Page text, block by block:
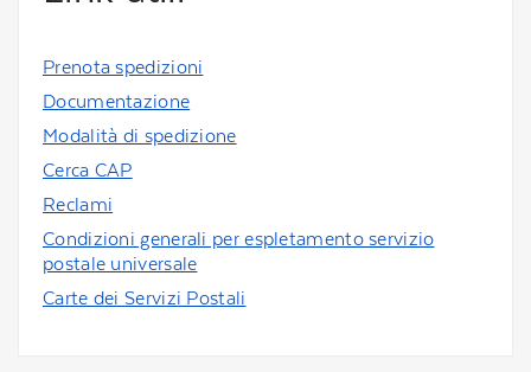
Prenota spedizioni
Documentazione
Modalità di spedizione
Cerca CAP
Reclami
Condizioni generali per espletamento servizio
postale universale
Carte dei Servizi Postali